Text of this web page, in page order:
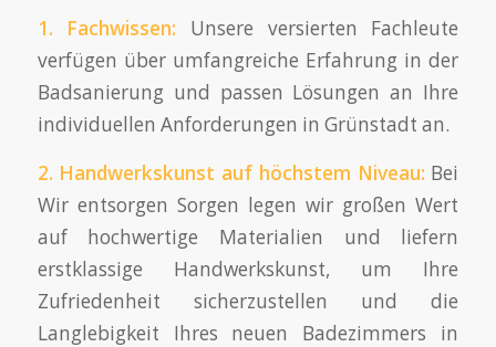
1. Fachwissen: Unsere versierten Fachleute
verfügen über umfangreiche Erfahrung in der
Badsanierung und passen Lösungen an Ihre
individuellen Anforderungen in Grünstadt an.
2. Handwerkskunst auf höchstem Niveau: Bei
Wir entsorgen Sorgen legen wir großen Wert
auf hochwertige Materialien und liefern
erstklassige Handwerkskunst, um Ihre
Zufriedenheit sicherzustellen und die
Langlebigkeit Ihres neuen Badezimmers in